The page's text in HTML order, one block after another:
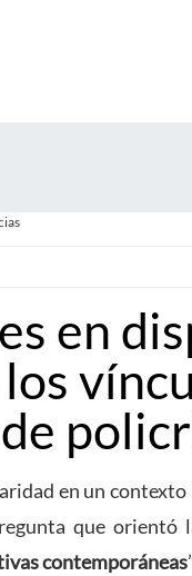
en
en un
que orientó
contemporáneas